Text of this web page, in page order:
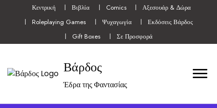
Κεντρική Βιβλία Comics
Αξεσουάρ & Δώρα
Roleplaying Games
Ψυχαγωγία
Εκδόσεις Βάρδος
Gift Boxes
Σε Προσφορά
Βάρδος
Έδρα της Φαντασίας